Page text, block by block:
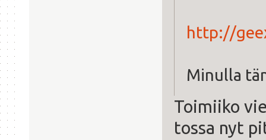
http://
Minulla
Toimiiko
tossa nyt